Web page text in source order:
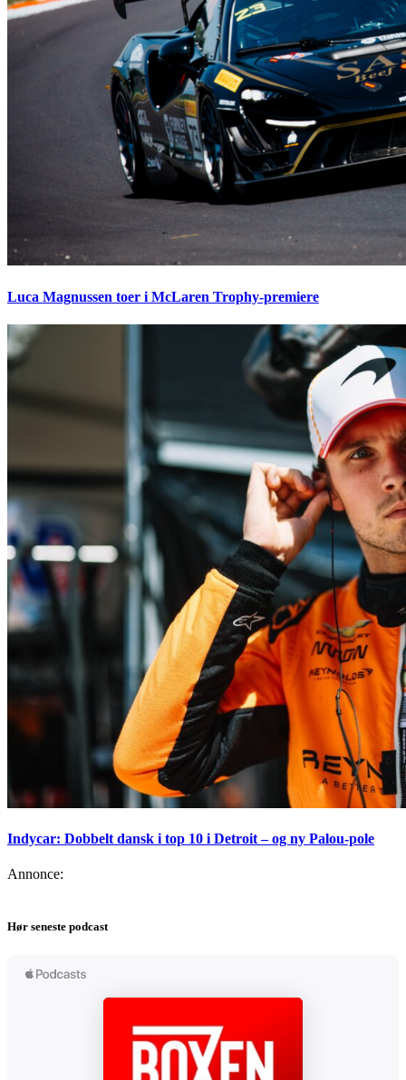
Luca Magnussen toer i McLaren Trophy-premiere
Indycar: Dobbelt dansk i top 10 i Detroit – og ny Palou-pole
Annonce:
Hør seneste podcast